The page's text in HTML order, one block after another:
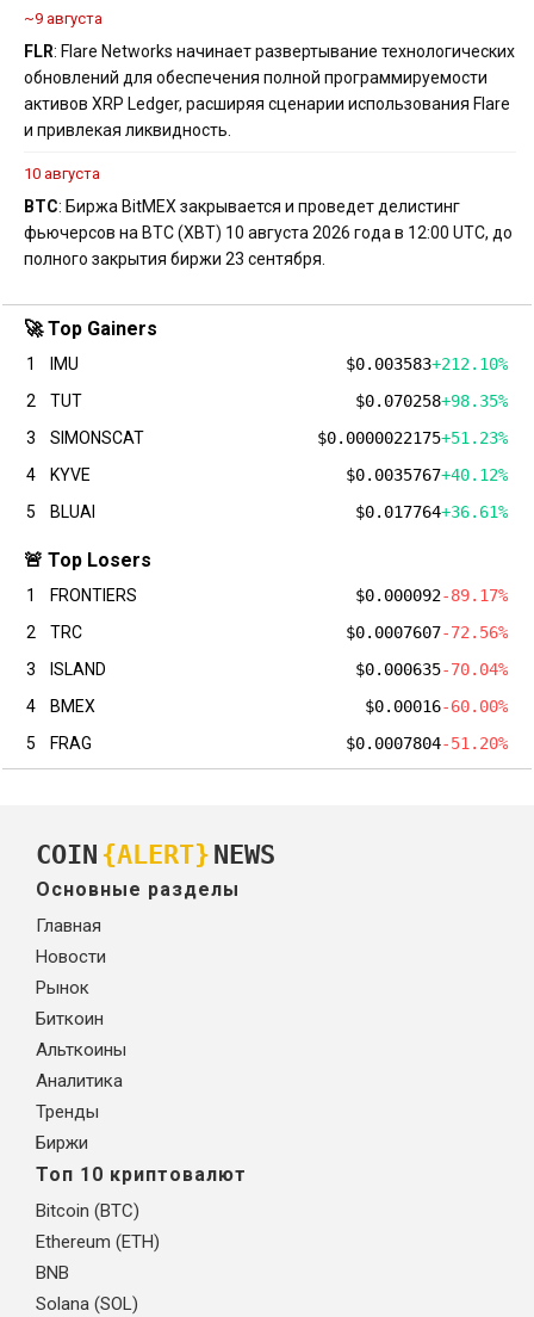
~9 августа
FLR: Flare Networks начинает развертывание технологических
обновлений для обеспечения полной программируемости
активов XRP Ledger, расширяя сценарии использования Flare
и привлекая ликвидность.
10 августа
BTC: Биржа BitMEX закрывается и проведет делистинг
фьючерсов на BTC (XBT) 10 августа 2026 года в 12:00 UTC, до
полного закрытия биржи 23 сентября.
🚀 Top Gainers
1 IMU $0.003583+212.10%
2
TUT $0.070258+98.35%
3
SIMONSCAT $0.0000022175+51.23%
4
KYVE $0.0035767+40.12%
5
BLUAI $0.017764+36.61%
🚨 Top Losers
1 FRONTIERS $0.000092-89.17%
2
TRC $0.0007607-72.56%
3
ISLAND $0.000635-70.04%
4
BMEX $0.00016-60.00%
5
FRAG $0.0007804-51.20%
COIN {ALERT} NEWS
Основные разделы
Главная
Новости
Рынок
Биткоин
Альткоины
Аналитика
Тренды
Биржи
Топ 10 криптовалют
Bitcoin (BTC)
Ethereum (ETH)
BNB
Solana (SOL)